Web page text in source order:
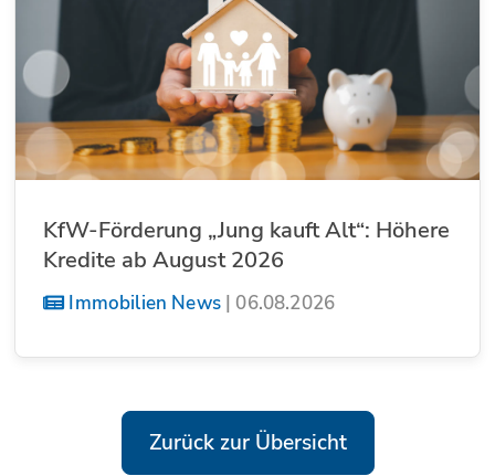
KfW-Förderung „Jung kauft Alt“: Höhere
Kredite ab August 2026
Immobilien News| 06.08.2026
Zurück zur Übersicht